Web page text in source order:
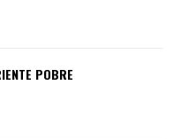
POBRE